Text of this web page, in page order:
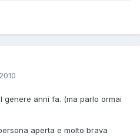
genere anni fa. (ma parlo ormai
aperta e molto brava